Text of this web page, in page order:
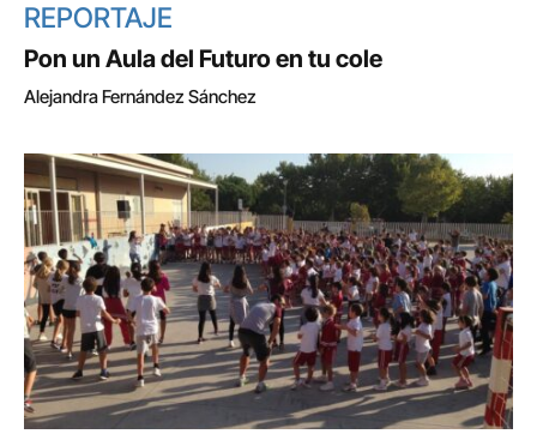
REPORTAJE
Pon un Aula del Futuro en tu cole
Alejandra Fernández Sánchez